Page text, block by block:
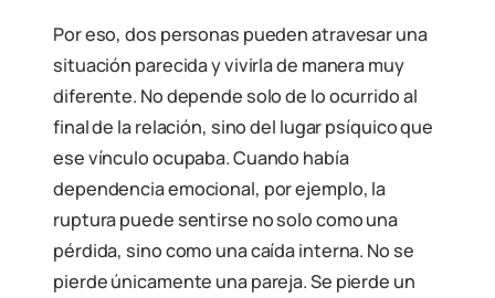
Por eso, dos personas pueden atravesar una
situación parecida y vivirla de manera muy
diferente. No depende solo de lo ocurrido al
final de la relación, sino del lugar psíquico que
ese vínculo ocupaba. Cuando había
dependencia emocional, por ejemplo, la
ruptura puede sentirse no solo como una
pérdida, sino como una caída interna. No se
pierde únicamente una pareja. Se pierde un